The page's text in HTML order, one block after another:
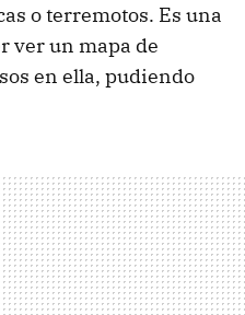
o terremotos. Es una
ver un mapa de
en ella, pudiendo